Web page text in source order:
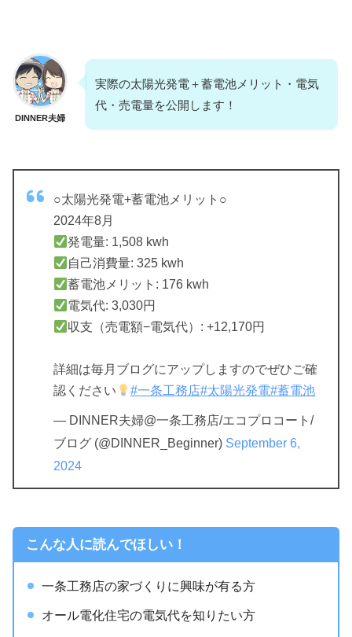
DINNER夫婦
実際の太陽光発電＋蓄電池メリット・電気
代・売電量を公開します！
○太陽光発電+蓄電池メリット○
2024年8月
発電量: 1,508 kwh
自己消費量: 325 kwh
蓄電池メリット: 176 kwh
電気代: 3,030円
収支（売電額−電気代）: +12,170円
詳細は毎月ブログにアップしますのでぜひご確
認ください
#一条工務店#太陽光発電#蓄電池
— DINNER夫婦@一条工務店/エコプロコート/
ブログ (@DINNER_Beginner) September 6,
2024
こんな人に読んでほしい！
一条工務店の家づくりに興味が有る方
オール電化住宅の電気代を知りたい方